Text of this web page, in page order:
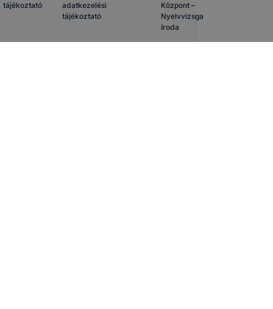
tájékoztató
adatkezelési
tájékoztató
Központ –
Nyelvvizsga
Iroda